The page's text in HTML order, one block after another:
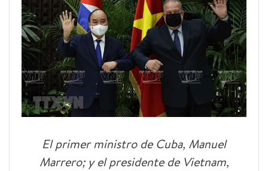
El primer ministro de Cuba, Manuel
Marrero; y el presidente de Vietnam,